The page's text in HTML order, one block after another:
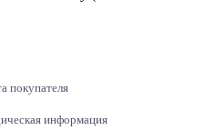
покупателя
информация